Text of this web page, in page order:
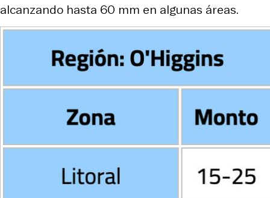
alcanzando hasta 60 mm en algunas áreas.